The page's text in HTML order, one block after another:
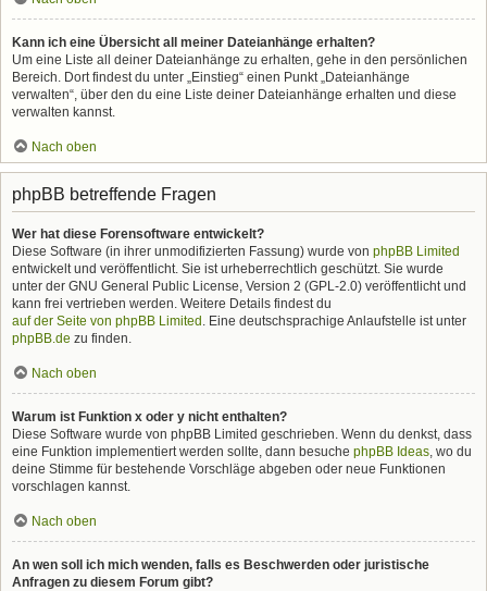
Kann ich eine Übersicht all meiner Dateianhänge erhalten?
Um eine Liste all deiner Dateianhänge zu erhalten, gehe in den persönlichen
Bereich. Dort findest du unter „Einstieg“ einen Punkt „Dateianhänge
verwalten“, über den du eine Liste deiner Dateianhänge erhalten und diese
verwalten kannst.
Nach oben
phpBB betreffende Fragen
Wer hat diese Forensoftware entwickelt?
Diese Software (in ihrer unmodifizierten Fassung) wurde von phpBB Limited
entwickelt und veröffentlicht. Sie ist urheberrechtlich geschützt. Sie wurde
unter der GNU General Public License, Version 2 (GPL-2.0) veröffentlicht und
kann frei vertrieben werden. Weitere Details findest du
auf der Seite von phpBB Limited . Eine deutschsprachige Anlaufstelle ist unter
phpBB.de zu finden.
Nach oben
Warum ist Funktion x oder y nicht enthalten?
Diese Software wurde von phpBB Limited geschrieben. Wenn du denkst, dass
eine Funktion implementiert werden sollte, dann besuche phpBB Ideas, wo du
deine Stimme für bestehende Vorschläge abgeben oder neue Funktionen
vorschlagen kannst.
Nach oben
An wen soll ich mich wenden, falls es Beschwerden oder juristische
Anfragen zu diesem Forum gibt?